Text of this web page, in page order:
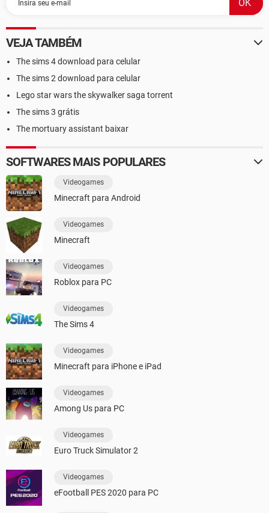
VEJA TAMBÉM
The sims 4 download para celular
The sims 2 download para celular
Lego star wars the skywalker saga torrent
The sims 3 grátis
The mortuary assistant baixar
SOFTWARES MAIS POPULARES
Videogames
Minecraft para Android
Videogames
Minecraft
Videogames
Roblox para PC
Videogames
The Sims 4
Videogames
Minecraft para iPhone e iPad
Videogames
Among Us para PC
Videogames
Euro Truck Simulator 2
Videogames
eFootball PES 2020 para PC